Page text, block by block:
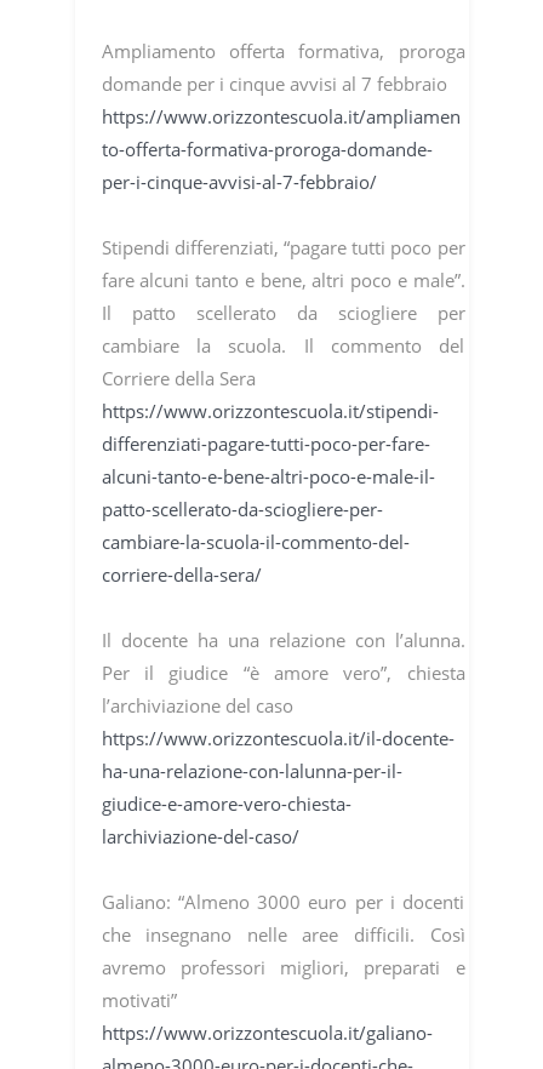
Ampliamento offerta formativa, proroga
domande per i cinque avvisi al 7 febbraio
https://www.orizzontescuola.it/ampliamen
to-offerta-formativa-proroga-domande-
per-i-cinque-avvisi-al-7-febbraio/
Stipendi differenziati, “pagare tutti poco per
fare alcuni tanto e bene, altri poco e male”.
Il patto scellerato da sciogliere per
cambiare la scuola. Il commento del
Corriere della Sera
https://www.orizzontescuola.it/stipendi-
differenziati-pagare-tutti-poco-per-fare-
alcuni-tanto-e-bene-altri-poco-e-male-il-
patto-scellerato-da-sciogliere-per-
cambiare-la-scuola-il-commento-del-
corriere-della-sera/
Il docente ha una relazione con l’alunna.
Per il giudice “è amore vero”, chiesta
l’archiviazione del caso
https://www.orizzontescuola.it/il-docente-
ha-una-relazione-con-lalunna-per-il-
giudice-e-amore-vero-chiesta-
larchiviazione-del-caso/
Galiano: “Almeno 3000 euro per i docenti
che insegnano nelle aree difficili. Così
avremo professori migliori, preparati e
motivati”
https://www.orizzontescuola.it/galiano-